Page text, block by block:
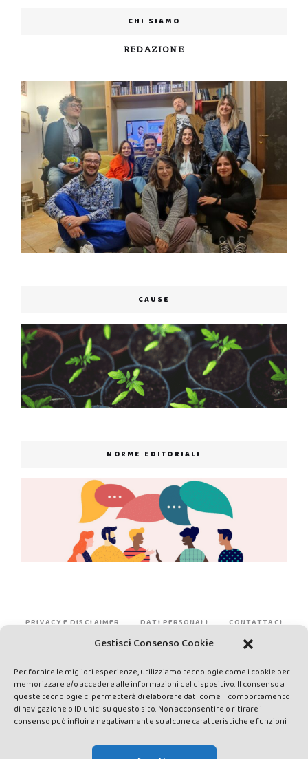
Gestisci Consenso Cookie
Per fornire le migliori esperienze, utilizziamo tecnologie come i cookie per
memorizzare e/o accedere alle informazioni del dispositivo. Il consenso a
queste tecnologie ci permetterà di elaborare dati come il comportamento
di navigazione o ID unici su questo sito. Non acconsentire o ritirare il
consenso può influire negativamente su alcune caratteristiche e funzioni.
CHI SIAMO
REDAZIONE
CAUSE
NORME EDITORIALI
PRIVACY E DISCLAIMER DATI PERSONALI CONTATTACI
rights reserved - Testata registrata presso il Tribunale di Siena con